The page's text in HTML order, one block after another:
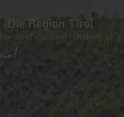
Die Region Tirol
Nordtirol - Südtirol - Osttirol